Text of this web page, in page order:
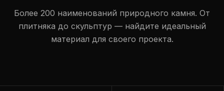
Более 200 наименований природного камня. От
плитняка до скульптур — найдите идеальный
материал для своего проекта.